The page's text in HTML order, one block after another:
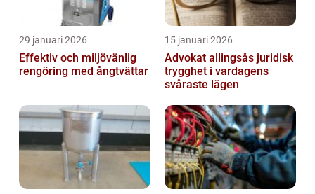
29 januari 2026
Effektiv och miljövänlig
rengöring med ångtvättar
15 januari 2026
Advokat allingsås juridisk
trygghet i vardagens
svåraste lägen